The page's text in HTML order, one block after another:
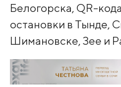
Белогорска, QR-
остановки в Тынде,
Шимановске, Зее и